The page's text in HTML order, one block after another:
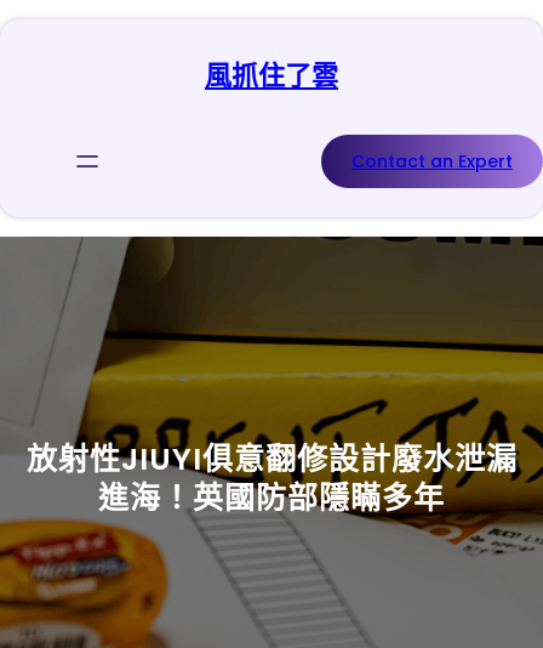
跳
風抓住了雲
Contact an Expert
放射性JIUYI俱意翻修設計廢水泄漏
進海！英國防部隱瞞多年